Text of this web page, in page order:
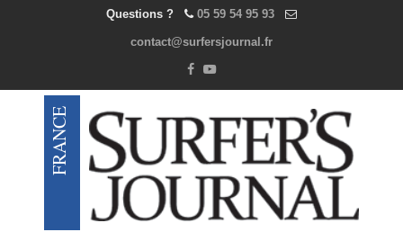
Questions ? 05 59 54 95 93
contact@surfersjournal.fr